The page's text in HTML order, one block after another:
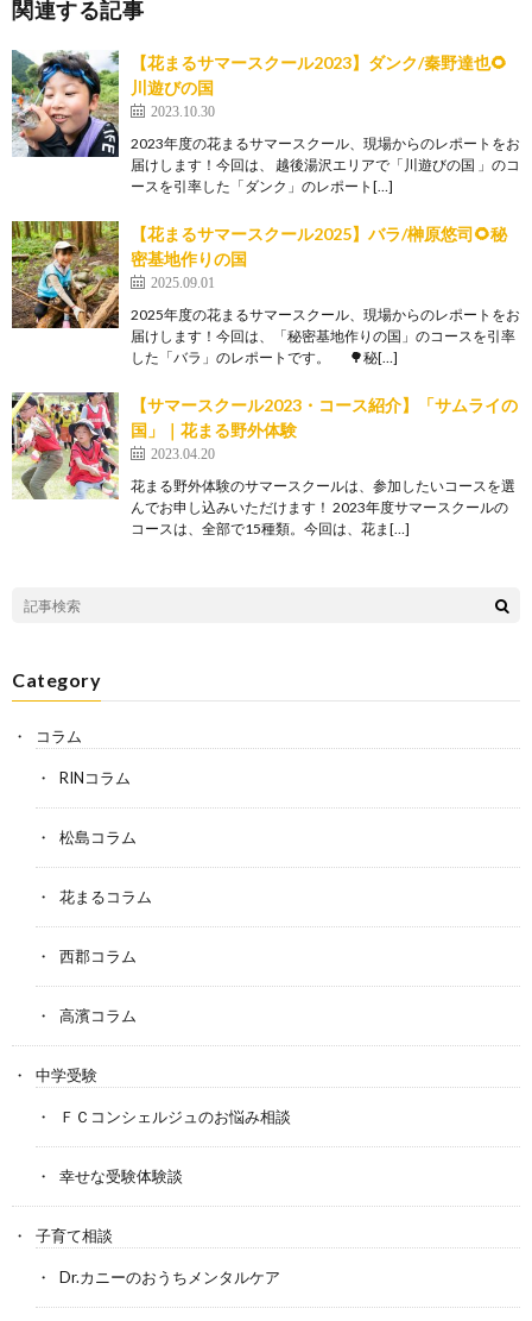
関連する記事
【花まるサマースクール2023】ダンク/秦野達也🌻
川遊びの国
2023.10.30
2023年度の花まるサマースクール、現場からのレポートをお
届けします！今回は、 越後湯沢エリアで「川遊びの国 」のコ
ースを引率した「ダンク」のレポート[…]
【花まるサマースクール2025】バラ/榊原悠司🌻秘
密基地作りの国
2025.09.01
2025年度の花まるサマースクール、現場からのレポートをお
届けします！今回は、「秘密基地作りの国」のコースを引率
した「バラ」のレポートです。 🌳秘[…]
【サマースクール2023・コース紹介】「サムライの
国」｜花まる野外体験
2023.04.20
花まる野外体験のサマースクールは、参加したいコースを選
んでお申し込みいただけます！ 2023年度サマースクールの
コースは、全部で15種類。今回は、花ま[…]
Category
コラム
RINコラム
松島コラム
花まるコラム
西郡コラム
高濱コラム
中学受験
ＦＣコンシェルジュのお悩み相談
幸せな受験体験談
子育て相談
Dr.カニーのおうちメンタルケア